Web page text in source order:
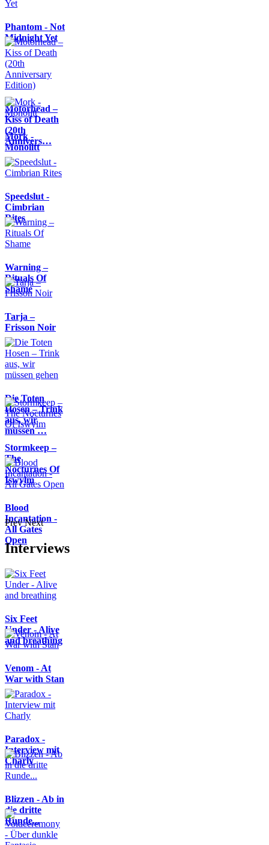
Phantom - Not
Midnight Yet
Motörhead –
Kiss of Death
(20th
Annivers…
Mork -
Monolitt
Speedslut -
Cimbrian
Rites
Warning –
Rituals Of
Shame
Tarja –
Frisson Noir
Die Toten
Hosen – Trink
aus, wir
müssen …
Stormkeep –
The
Nocturnes Of
Iswylm
Blood
Incantation -
All Gates
Open
Prev Next
Interviews
Six Feet
Under - Alive
and breathing
Venom - At
War with Stan
Paradox -
Interview mit
Charly
Blizzen - Ab in
die dritte
Runde...